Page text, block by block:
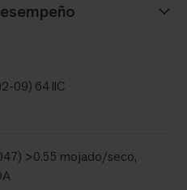
09) 64 IIC
>0.55 mojado/seco,